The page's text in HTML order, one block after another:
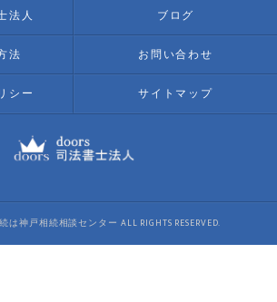
法人 ブログ
法 お問い合わせ
シー サイトマップ
は神戸相続相談センター ALL RIGHTS RESERVED.